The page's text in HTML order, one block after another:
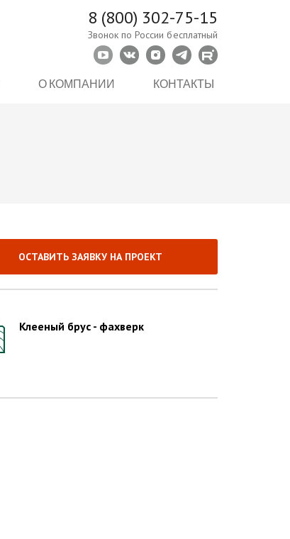
8 (800) 302-75-15
Звонок по России бесплатный
О КОМПАНИИ КОНТАКТЫ
ОСТАВИТЬ ЗАЯВКУ НА ПРОЕКТ
Клееный брус - фахверк